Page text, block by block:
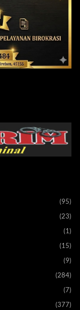
(95)
(23)
(1)
(15)
(9)
(284)
(7)
(377)